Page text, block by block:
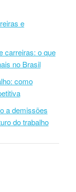
e
carreiras: o que
no Brasil
como
a demissões
do trabalho